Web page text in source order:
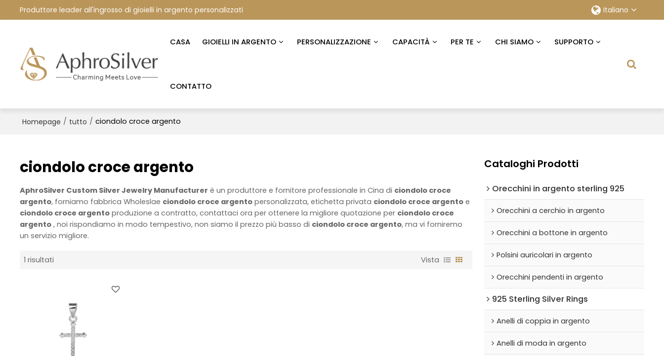
Produttore leader all'ingrosso di gioielli in argento personalizzati Italiano
CASA GIOIELLI IN ARGENTO PERSONALIZZAZIONE CAPACITÀ PER TE CHI SIAMO SUPPORTO
CONTATTO
Homepage / tutto / ciondolo croce argento
ciondolo croce argento
AphroSilver Custom Silver Jewelry Manufacturer è un produttore e fornitore professionale in Cina di ciondolo croce
argento, forniamo fabbrica Wholeslae ciondolo croce argento personalizzata, etichetta privata ciondolo croce argento e
ciondolo croce argento produzione a contratto, contattaci ora per ottenere la migliore quotazione per ciondolo croce
argento , noi rispondiamo in modo tempestivo, non siamo il prezzo più basso di ciondolo croce argento, ma vi forniremo
un servizio migliore.
1 risultati Vista
Cataloghi Prodotti
Orecchini in argento sterling 925
Orecchini a cerchio in argento
Orecchini a bottone in argento
Polsini auricolari in argento
Orecchini pendenti in argento
925 Sterling Silver Rings
Anelli di coppia in argento
Anelli di moda in argento